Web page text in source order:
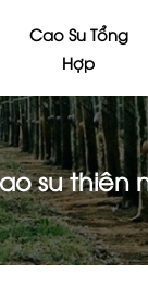
Cao Su Tổng
Hợp
su thiên